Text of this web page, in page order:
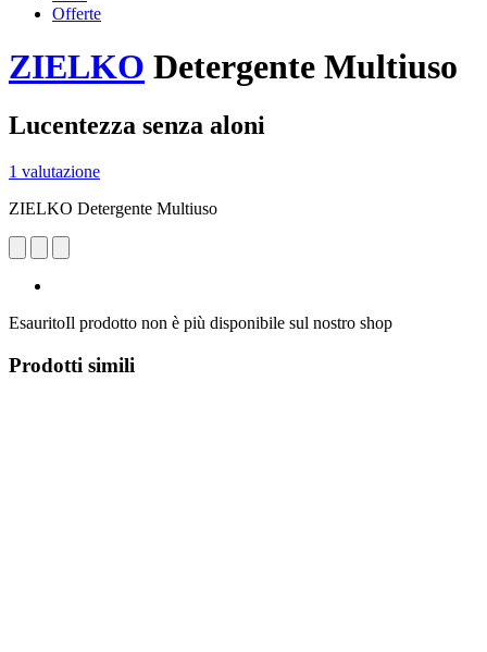
Offerte
ZIELKO Detergente Multiuso
Lucentezza senza aloni
1 valutazione
ZIELKO Detergente Multiuso
EsauritoIl prodotto non è più disponibile sul nostro shop
Prodotti simili